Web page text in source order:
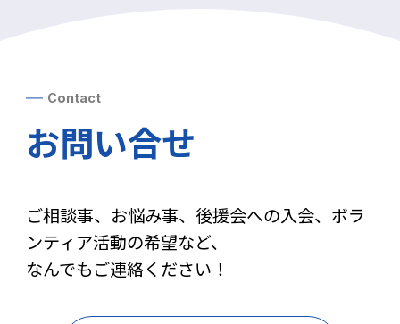
Contact
お問い合せ
ご相談事、お悩み事、後援会への入会、ボラ
ンティア活動の希望など、
なんでもご連絡ください！